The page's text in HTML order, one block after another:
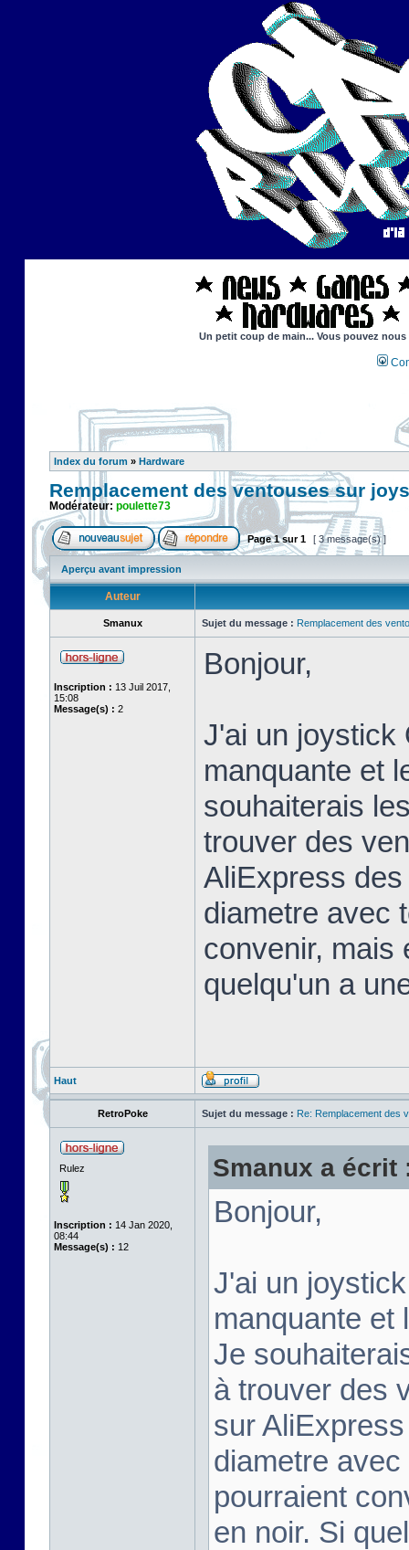
Un petit coup de main... Vous pouvez
Index du forum » Hardware
Remplacement des ventouses sur
Modérateur: poulette73
Page1sur1 [ 3 message(s) ]
Aperçu avant impression
Auteur
Smanux Sujet du message : Remplacement des
Inscription : 13 Juil 2017,
15:08
Message(s) : 2
Bonjour,
J'ai un joystick
manquante et
souhaiterais
trouver des
AliExpress
diametre avec
convenir, mais
quelqu'un a
Haut
RetroPoke Sujet du message : Re: Remplacement des
Rulez
Inscription : 14 Jan 2020,
08:44
Message(s) : 12
Smanux a écrit
Bonjour,
J'ai un
manquante et
Je
à trouver des
sur
diametre
pourraient
en noir. Si